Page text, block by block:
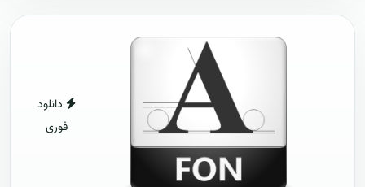
دانلود
فوری